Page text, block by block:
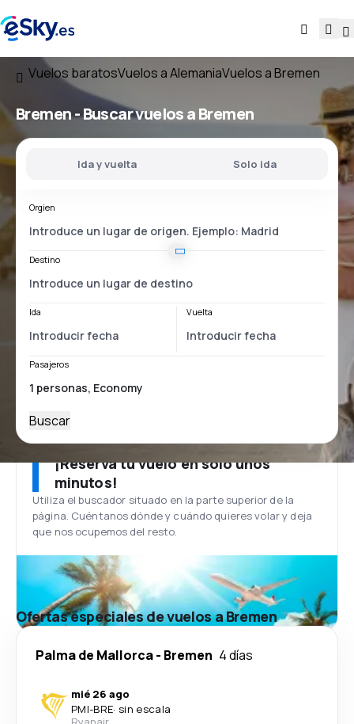
Vuelos baratosVuelos a AlemaniaVuelos a Bremen
Bremen - Buscar vuelos a Bremen
Ida y vuelta Solo ida
Orgien
Destino
Ida Vuelta
Pasajeros
Buscar
¡Reserva tu vuelo en solo unos
minutos!
Utiliza el buscador situado en la parte superior de la
página. Cuéntanos dónde y cuándo quieres volar y deja
que nos ocupemos del resto.
Ofertas especiales de vuelos a Bremen
Palma de Mallorca- Bremen 4 días
mié 26 ago
PMI-BRE· sin escala